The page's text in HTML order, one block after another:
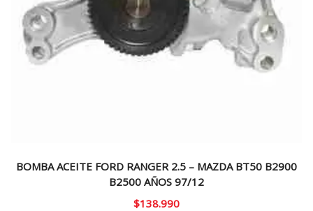
BOMBA ACEITE FORD RANGER 2.5 – MAZDA BT50 B2900
B2500 AÑOS 97/12
$138.990